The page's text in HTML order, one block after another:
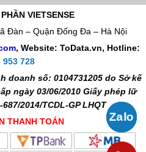
VIETSENSE
Đàn – Quận Đống Đa – Hà Nội
, Website: ToData.vn, Hotline:
953 728
doanh số: 0104731205 do Sở kế
ngày 03/06/2010 Giấy phép lữ
2014/TCDL-GP LHQT
THANH TOÁN